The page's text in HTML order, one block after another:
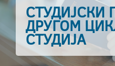
СТУДИЈСКИ
ДРУГОМ
СТУДИЈА